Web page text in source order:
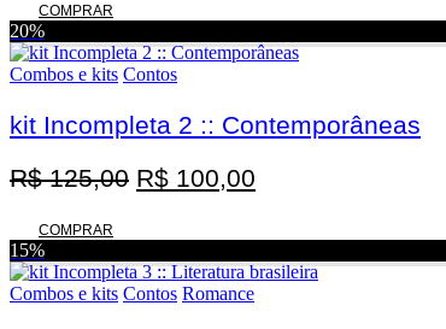
original
era:
R$ 243,00.
atual
é:
COMPRAR
20%
Combos e kits Contos
kit Incompleta 2 :: Contemporâneas
R$125,00 O
original
era:
R$ 125,00.
R$ 100,00
atual
é:
COMPRAR
15%
Combos e kits Contos Romance